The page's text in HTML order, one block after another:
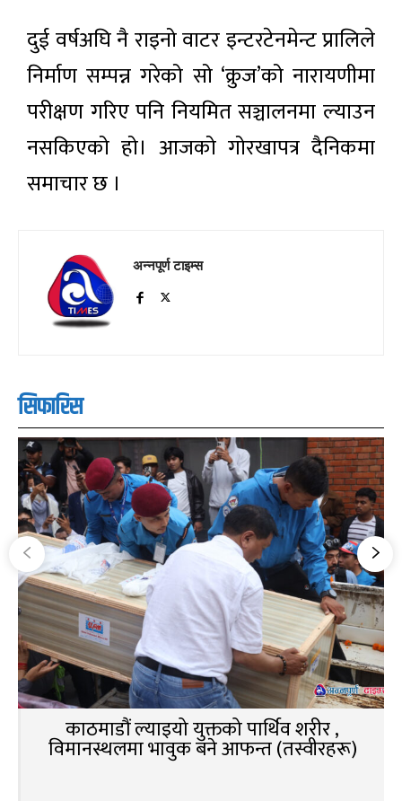
दुई वर्षअघि नै राइनो वाटर इन्टरटेनमेन्ट प्रालिले
निर्माण सम्पन्न गरेको सो ‘क्रुज’को नारायणीमा
परीक्षण गरिए पनि नियमित सञ्चालनमा ल्याउन
नसकिएको हो। आजको गोरखापत्र दैनिकमा
समाचार छ ।
अन्नपूर्ण टाइम्स
सिफारिस
काठमाडौं ल्याइयो युक्तको पार्थिव शरीर ,
विमानस्थलमा भावुक बने आफन्त (तस्वीरहरू)